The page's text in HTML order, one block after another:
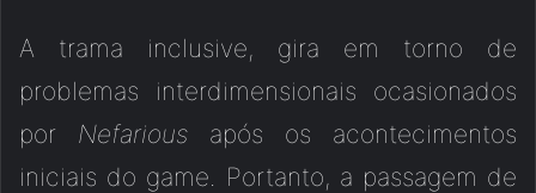
A trama inclusive, gira em torno de
problemas interdimensionais ocasionados
por Nefarious após os acontecimentos
iniciais do game. Portanto, a passagem de